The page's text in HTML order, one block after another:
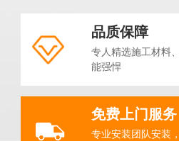
品质保障
专人精选施工材料
能强悍
免费上门服务
专业安装团队安装